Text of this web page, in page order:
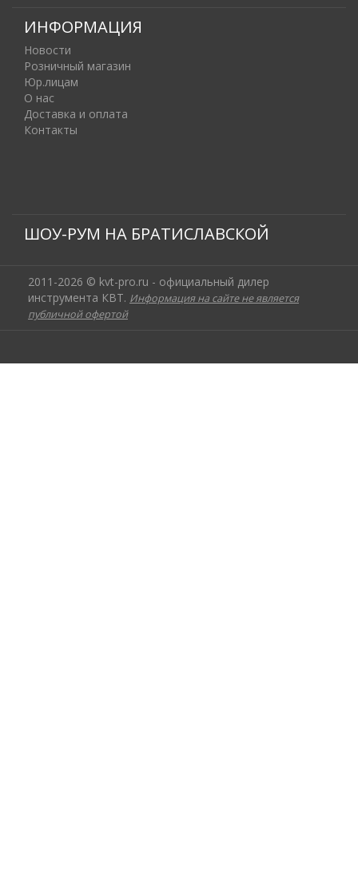
ИНФОРМАЦИЯ
Новости
Розничный магазин
Юр.лицам
О нас
Доставка и оплата
Контакты
ШОУ-РУМ НА БРАТИСЛАВСКОЙ
2011-2026 © kvt-pro.ru - официальный дилер
инструмента КВТ. Информация на сайте не является
публичной офертой